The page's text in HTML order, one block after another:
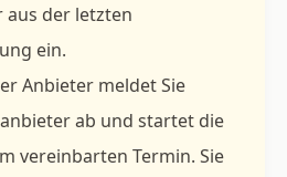
der letzten
ein.
Anbieter meldet Sie
ab und startet die
vereinbarten Termin. Sie